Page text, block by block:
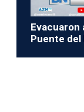
Evacuaron
Puente del